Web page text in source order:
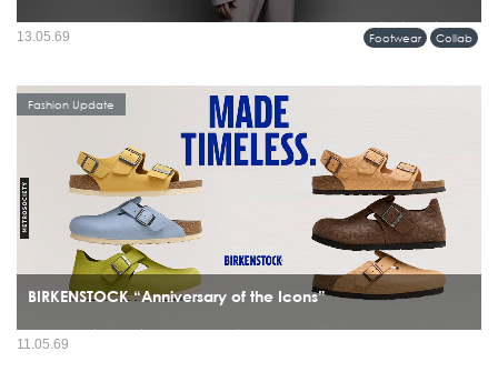
รุ่นพิเศษร่วมกับ j-hope สมาชิกวง BTS โดยรองเท้าคู่นี้ไม่ได้ถูกสร้างขึ้นเพื่อแฟชั่น
Footwear Collab
13.05.69
BIRKENSTOCK “Anniversary of the Icons”
มีรองเท้าไม่กี่แบรนด์ที่สามารถข้ามผ่านทั้งยุคสมัย เทรนด์ และวัฒนธรรมได้โดยยังดู
Fashion Update
11.05.69